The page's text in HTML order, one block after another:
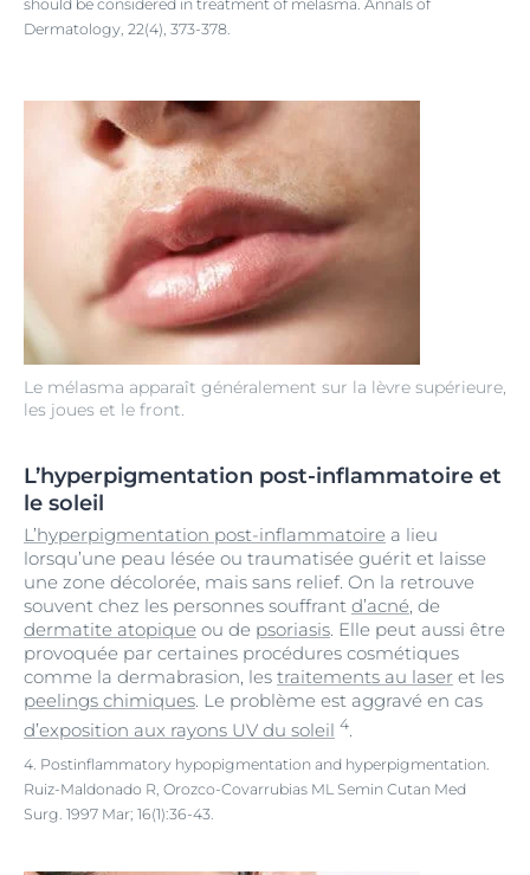
Le mélasma apparaît généralement sur la lèvre supérieure,
les joues et le front.
should be considered in treatment of melasma. Annals of
Dermatology, 22(4), 373-378.
L’hyperpigmentation post-inflammatoire et
le soleil
L’hyperpigmentation post-inflammatoire a lieu
lorsqu’une peau lésée ou traumatisée guérit et laisse
une zone décolorée, mais sans relief. On la retrouve
souvent chez les personnes souffrant d’acné, de
dermatite atopique ou de psoriasis. Elle peut aussi être
provoquée par certaines procédures cosmétiques
comme la dermabrasion, les traitements au laser et les
peelings chimiques. Le problème est aggravé en cas
d’exposition aux rayons UV du soleil 4.
4. Postinflammatory hypopigmentation and hyperpigmentation.
Ruiz-Maldonado R, Orozco-Covarrubias ML Semin Cutan Med
Surg. 1997 Mar; 16(1):36-43.